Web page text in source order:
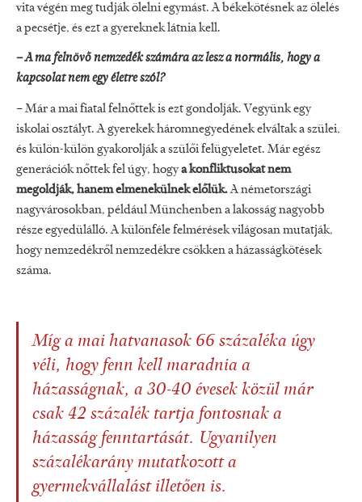
vita végén meg tudják ölelni egymást. A békekötésnek az ölelés
a pecsétje, és ezt a gyereknek látnia kell.
– A ma felnövő nemzedék számára az lesz a normális, hogy a
kapcsolat nem egy életre szól?
– Már a mai fiatal felnőttek is ezt gondolják. Vegyünk egy
iskolai osztályt. A gyerekek háromnegyedének elváltak a szülei,
és külön-külön gyakorolják a szülői felügyeletet. Már egész
generációk nőttek fel úgy, hogya konfliktusokat nem
megoldják, hanem elmenekülnek előlük.A németországi
nagyvárosokban, például Münchenben a lakosság nagyobb
része egyedülálló. A különféle felmérések világosan mutatják,
hogy nemzedékről nemzedékre csökken a házasságkötések
száma.
Míg a mai hatvanasok 66 százaléka úgy
véli, hogy fenn kell maradnia a
házasságnak, a 30-40 évesek közül már
csak 42 százalék tartja fontosnak a
házasság fenntartását. Ugyanilyen
százalékarány mutatkozott a
gyermekvállalást illetően is.